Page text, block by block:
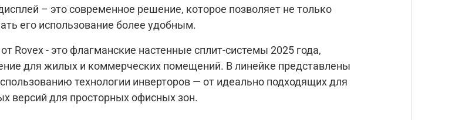
– это современное решение, которое позволяет не только
его использование более удобным.
Rovex - это флагманские настенные сплит-системы 2025 года,
для жилых и коммерческих помещений. В линейке представлены
технологии инверторов — от идеально подходящих для
версий для просторных офисных зон.